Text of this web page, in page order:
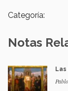
Categoría:
Notas